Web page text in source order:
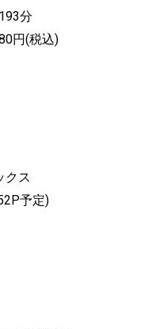
分
円(税込)
クス
予定)